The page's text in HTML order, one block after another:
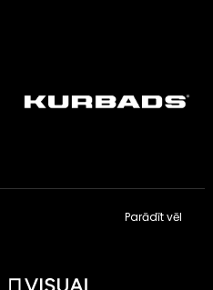
Parādīt vēl